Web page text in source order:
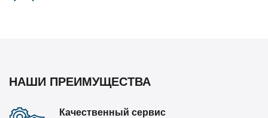
НАШИ ПРЕИМУЩЕСТВА
Качественный сервис